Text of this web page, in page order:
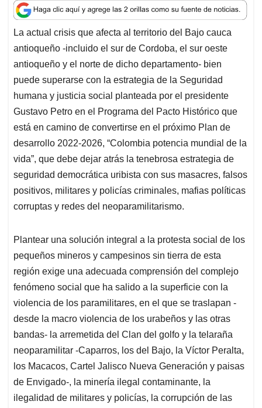
a
t
s
A
p
p
c
e
b
o
o
k
n
k
e
d
I
n
a
i
l
r
e
a
d
s
La actual crisis que afecta al territorio del Bajo cauca
antioqueño -incluido el sur de Cordoba, el sur oeste
antioqueño y el norte de dicho departamento- bien
puede superarse con la estrategia de la Seguridad
humana y justicia social planteada por el presidente
Gustavo Petro en el Programa del Pacto Histórico que
está en camino de convertirse en el próximo Plan de
desarrollo 2022-2026, “Colombia potencia mundial de la
vida”, que debe dejar atrás la tenebrosa estrategia de
seguridad democrática uribista con sus masacres, falsos
positivos, militares y policías criminales, mafias políticas
corruptas y redes del neoparamilitarismo.
Plantear una solución integral a la protesta social de los
pequeños mineros y campesinos sin tierra de esta
región exige una adecuada comprensión del complejo
fenómeno social que ha salido a la superficie con la
violencia de los paramilitares, en el que se traslapan -
desde la macro violencia de los urabeños y las otras
bandas- la arremetida del Clan del golfo y la telaraña
neoparamilitar -Caparros, los del Bajo, la Víctor Peralta,
los Macacos, Cartel Jalisco Nueva Generación y paisas
de Envigado-, la minería ilegal contaminante, la
ilegalidad de militares y policías, la corrupción de las